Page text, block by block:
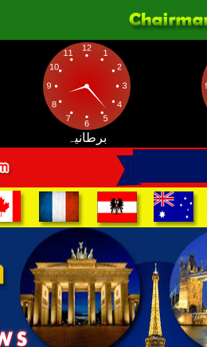
برطانیہ